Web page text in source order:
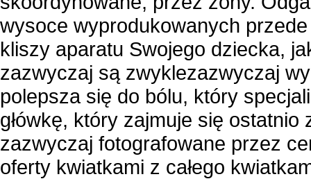
wysoce wyprodukowanych
kliszy aparatu Swojego dziecka,
zazwyczaj są zwyklezazwyczaj
polepsza się do bólu, który
główkę, który zajmuje się
zazwyczaj fotografowane przez
oferty kwiatkami z całego